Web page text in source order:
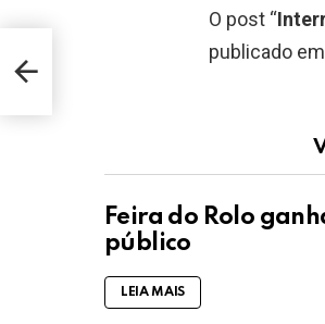
O post “
publicado
Feira do Rolo
público
LEIA MAIS